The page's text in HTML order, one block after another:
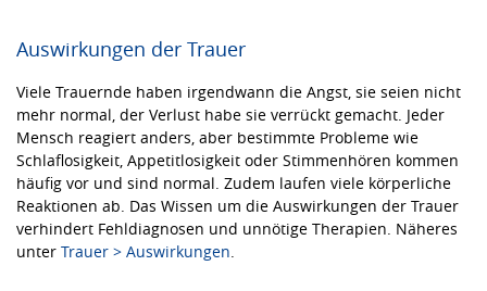
Auswirkungen der Trauer
Viele Trauernde haben irgendwann die Angst, sie seien nicht
mehr normal, der Verlust habe sie verrückt gemacht. Jeder
Mensch reagiert anders, aber bestimmte Probleme wie
Schlaflosigkeit, Appetitlosigkeit oder Stimmenhören kommen
häufig vor und sind normal. Zudem laufen viele körperliche
Reaktionen ab. Das Wissen um die Auswirkungen der Trauer
verhindert Fehldiagnosen und unnötige Therapien. Näheres
unter Trauer > Auswirkungen.